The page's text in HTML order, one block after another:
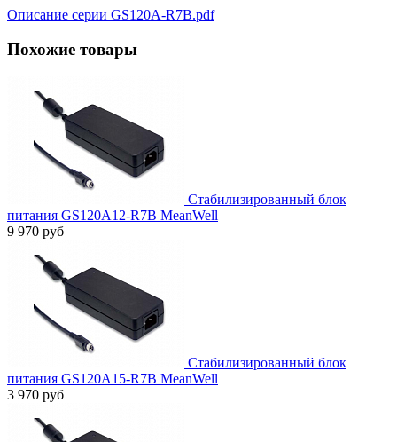
Описание серии GS120A-R7B.pdf
Похожие товары
Стабилизированный блок
питания GS120A12-R7B MeanWell
9 970 руб
Стабилизированный блок
питания GS120A15-R7B MeanWell
3 970 руб